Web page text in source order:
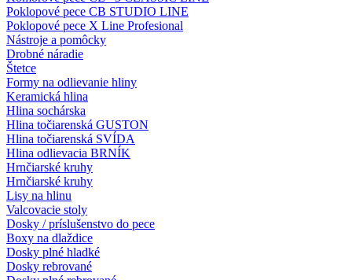
Poklopové pece CB STUDIO LINE
Poklopové pece X Line Profesional
Nástroje a pomôcky
Drobné náradie
Štetce
Formy na odlievanie hliny
Keramická hlina
Hlina sochárska
Hlina točiarenská GUSTON
Hlina točiarenská SVÍDA
Hlina odlievacia BRNÍK
Hrnčiarské kruhy
Hrnčiarské kruhy
Lisy na hlinu
Valcovacie stoly
Dosky / príslušenstvo do pece
Boxy na dlaždice
Dosky plné hladké
Dosky rebrované